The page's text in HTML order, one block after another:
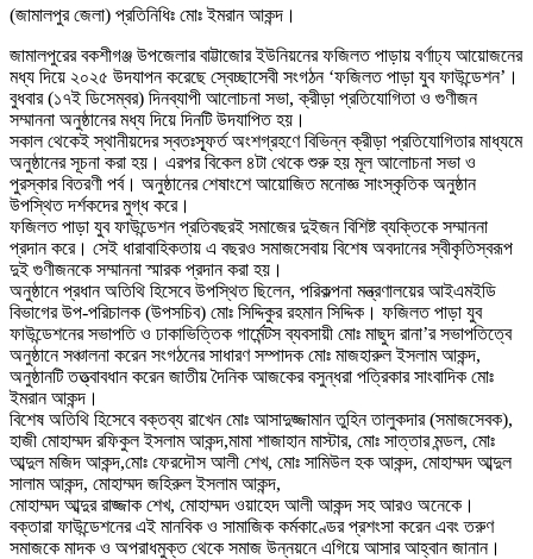
(জামালপুর জেলা) প্রতিনিধিঃ মোঃ ইমরান আকন্দ।
‎জামালপুরের বকশীগঞ্জ উপজেলার বাট্টাজোর ইউনিয়নের ফজিলত পাড়ায় বর্ণাঢ্য আয়োজনের
মধ্য দিয়ে ২০২৫ উদযাপন করেছে স্বেচ্ছাসেবী সংগঠন ‘ফজিলত পাড়া যুব ফাউন্ডেশন’।
বুধবার (১৭ই ডিসেম্বর) দিনব্যাপী আলোচনা সভা, ক্রীড়া প্রতিযোগিতা ও গুণীজন
সম্মাননা অনুষ্ঠানের মধ্য দিয়ে দিনটি উদযাপিত হয়।
‎​সকাল থেকেই স্থানীয়দের স্বতঃস্ফূর্ত অংশগ্রহণে বিভিন্ন ক্রীড়া প্রতিযোগিতার মাধ্যমে
অনুষ্ঠানের সূচনা করা হয়। এরপর বিকেল ৪টা থেকে শুরু হয় মূল আলোচনা সভা ও
পুরস্কার বিতরণী পর্ব। অনুষ্ঠানের শেষাংশে আয়োজিত মনোজ্ঞ সাংস্কৃতিক অনুষ্ঠান
উপস্থিত দর্শকদের মুগ্ধ করে।
‎​​ফজিলত পাড়া যুব ফাউন্ডেশন প্রতিবছরই সমাজের দুইজন বিশিষ্ট ব্যক্তিকে সম্মাননা
প্রদান করে। সেই ধারাবাহিকতায় এ বছরও সমাজসেবায় বিশেষ অবদানের স্বীকৃতিস্বরূপ
দুই গুণীজনকে সম্মাননা স্মারক প্রদান করা হয়।
‎​​অনুষ্ঠানে প্রধান অতিথি হিসেবে উপস্থিত ছিলেন, পরিকল্পনা মন্ত্রণালয়ের আইএমইডি
বিভাগের উপ-পরিচালক (উপসচিব) মোঃ সিদ্দিকুর রহমান সিদ্দিক। ​ফজিলত পাড়া যুব
ফাউন্ডেশনের সভাপতি ও ঢাকাভিত্তিক গার্মেন্টস ব্যবসায়ী মোঃ মাছুদ রানা’র সভাপতিত্বে
অনুষ্ঠানে সঞ্চালনা করেন সংগঠনের সাধারণ সম্পাদক মোঃ মাজহারুল ইসলাম আকন্দ,
অনুষ্ঠানটি তত্ত্বাবধান করেন জাতীয় দৈনিক আজকের বসুন্ধরা পত্রিকার সাংবাদিক মোঃ
ইমরান আকন্দ।
‎​বিশেষ অতিথি হিসেবে বক্তব্য রাখেন ​মোঃ আসাদুজ্জামান তুহিন তালুকদার (সমাজসেবক),
‎​হাজী মোহাম্মদ রফিকুল ইসলাম আকন্দ,​মামা শাজাহান মাস্টার, ​মোঃ সাত্তার মন্ডল, ​মোঃ
আব্দুল মজিদ আকন্দ,​মোঃ ফেরদৌস আলী শেখ, ​মোঃ সামিউল হক আকন্দ, ​মোহাম্মদ আব্দুল
সালাম আকন্দ, ​মোহাম্মদ জহিরুল ইসলাম আকন্দ,
‎​মোহাম্মদ আব্দুর রাজ্জাক শেখ, ​মোহাম্মদ ওয়াহেদ আলী আকন্দ সহ আরও অনেকে।
‎​বক্তারা ফাউন্ডেশনের এই মানবিক ও সামাজিক কর্মকাণ্ডের প্রশংসা করেন এবং তরুণ
সমাজকে মাদক ও অপরাধমুক্ত থেকে সমাজ উন্নয়নে এগিয়ে আসার আহ্বান জানান।